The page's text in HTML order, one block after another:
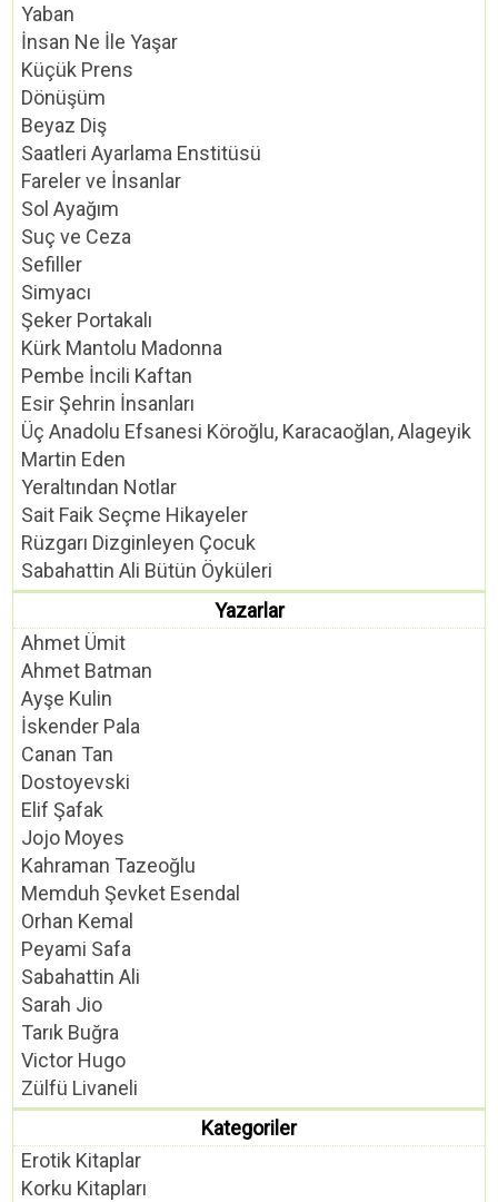
Yaban
İnsan Ne İle Yaşar
Küçük Prens
Dönüşüm
Beyaz Diş
Saatleri Ayarlama Enstitüsü
Fareler ve İnsanlar
Sol Ayağım
Suç ve Ceza
Sefiller
Simyacı
Şeker Portakalı
Kürk Mantolu Madonna
Pembe İncili Kaftan
Esir Şehrin İnsanları
Üç Anadolu Efsanesi Köroğlu, Karacaoğlan, Alageyik
Martin Eden
Yeraltından Notlar
Sait Faik Seçme Hikayeler
Rüzgarı Dizginleyen Çocuk
Sabahattin Ali Bütün Öyküleri
Yazarlar
Ahmet Ümit
Ahmet Batman
Ayşe Kulin
İskender Pala
Canan Tan
Dostoyevski
Elif Şafak
Jojo Moyes
Kahraman Tazeoğlu
Memduh Şevket Esendal
Orhan Kemal
Peyami Safa
Sabahattin Ali
Sarah Jio
Tarık Buğra
Victor Hugo
Zülfü Livaneli
Kategoriler
Erotik Kitaplar
Korku Kitapları